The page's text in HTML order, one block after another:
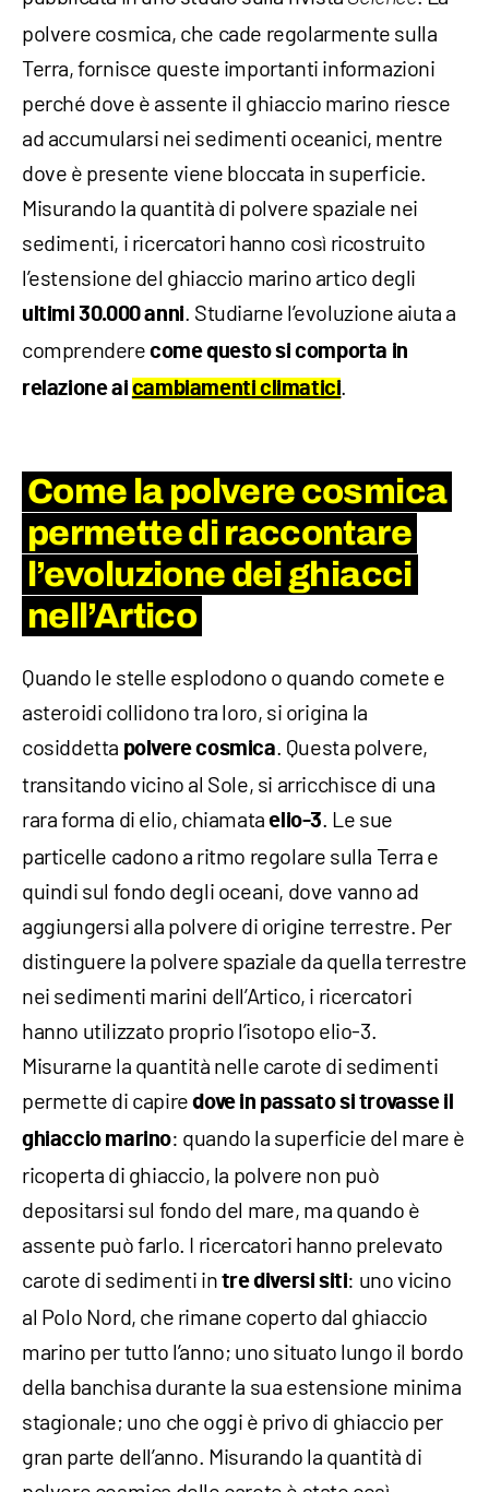
polvere cosmica, che cade regolarmente sulla
Terra, fornisce queste importanti informazioni
perché dove è assente il ghiaccio marino riesce
ad accumularsi nei sedimenti oceanici, mentre
dove è presente viene bloccata in superficie.
Misurando la quantità di polvere spaziale nei
sedimenti, i ricercatori hanno così ricostruito
l’estensione del ghiaccio marino artico degli
ultimi 30.000 anni. Studiarne l’evoluzione aiuta a
comprenderecome questo si comporta in
relazione ai cambiamenti climatici.
Come la polvere cosmica
permette di raccontare
l’evoluzione dei ghiacci
nell’Artico
Quando le stelle esplodono o quando comete e
asteroidi collidono tra loro, si origina la
cosiddetta polvere cosmica. Questa polvere,
transitando vicino al Sole, si arricchisce di una
rara forma di elio, chiamataelio-3. Le sue
particelle cadono a ritmo regolare sulla Terra e
quindi sul fondo degli oceani, dove vanno ad
aggiungersi alla polvere di origine terrestre. Per
distinguere la polvere spaziale da quella terrestre
nei sedimenti marini dell’Artico, i ricercatori
hanno utilizzato proprio l’isotopo elio-3.
Misurarne la quantità nelle carote di sedimenti
permette di capiredove in passato si trovasse il
ghiaccio marino: quando la superficie del mare è
ricoperta di ghiaccio, la polvere non può
depositarsi sul fondo del mare, ma quando è
assente può farlo. I ricercatori hanno prelevato
carote di sedimenti in tre diversi siti: uno vicino
al Polo Nord, che rimane coperto dal ghiaccio
marino per tutto l’anno; uno situato lungo il bordo
della banchisa durante la sua estensione minima
stagionale; uno che oggi è privo di ghiaccio per
gran parte dell’anno. Misurando la quantità di